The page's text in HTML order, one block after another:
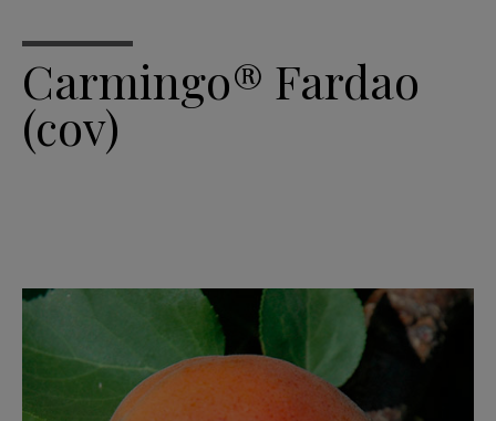
Carmingo® Fardao
(cov)